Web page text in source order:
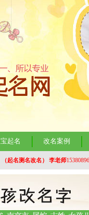
起名 改名案例
（起名测名改名） 李老师